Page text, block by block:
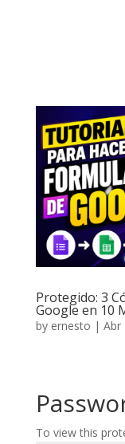
Protegido: 3
Google en 10
by ernesto | Abr
To view this